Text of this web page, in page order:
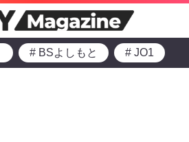
# BSよしもと # JO1